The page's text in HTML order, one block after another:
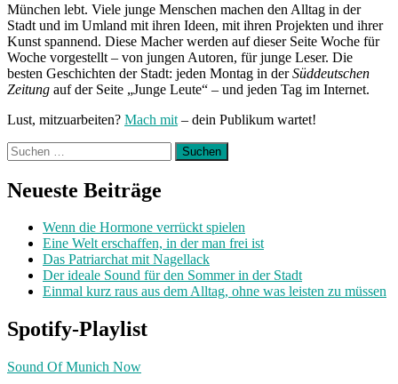
München lebt. Viele junge Menschen machen den Alltag in der
Stadt und im Umland mit ihren Ideen, mit ihren Projekten und ihrer
Kunst spannend. Diese Macher werden auf dieser Seite Woche für
Woche vorgestellt – von jungen Autoren, für junge Leser. Die
besten Geschichten der Stadt: jeden Montag in derSüddeutschen
Zeitung auf der Seite „Junge Leute“ – und jeden Tag im Internet.
Lust, mitzuarbeiten? Mach mit – dein Publikum wartet!
Suchen
nach:
Neueste Beiträge
Wenn die Hormone verrückt spielen
Eine Welt erschaffen, in der man frei ist
Das Patriarchat mit Nagellack
Der ideale Sound für den Sommer in der Stadt
Einmal kurz raus aus dem Alltag, ohne was leisten zu müssen
Spotify-Playlist
Sound Of Munich Now